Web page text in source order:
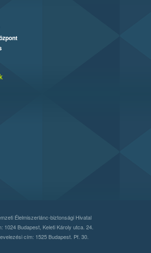
Élelmiszerlánc-biztonsági Hivatal
1024 Budapest, Keleti Károly utca. 24.
cím: 1525 Budapest. Pf. 30.